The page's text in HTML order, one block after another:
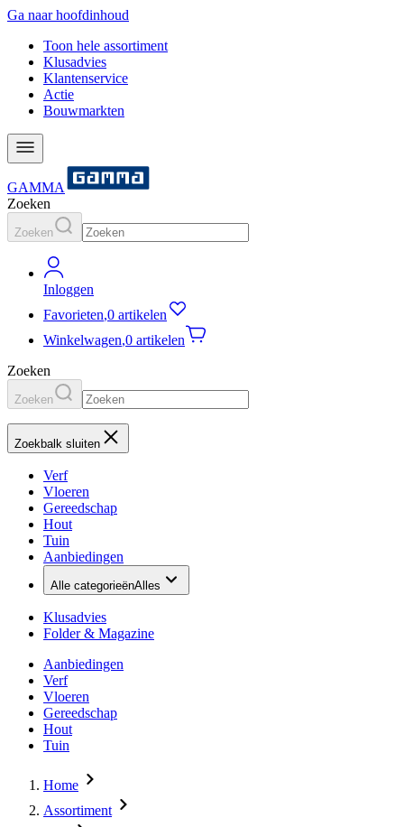
Ga naar hoofdinhoud
Toon hele assortiment
Klusadvies
Klantenservice
Actie
Bouwmarkten
GAMMA
Zoeken
Zoeken
Inloggen
Favorieten,0 artikelen
Winkelwagen,0 artikelen
Zoeken
Zoeken
Zoekbalk sluiten
Verf
Vloeren
Gereedschap
Hout
Tuin
Aanbiedingen
Alle categorieënAlles
Klusadvies
Folder & Magazine
Aanbiedingen
Verf
Vloeren
Gereedschap
Hout
Tuin
Home
Assortiment